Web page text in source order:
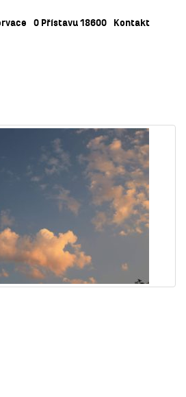
O Přístavu 18600 Kontakt